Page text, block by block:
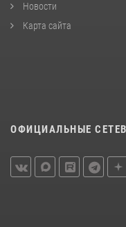
Новости
Карта сайта
ОФИЦИАЛЬНЫЕ